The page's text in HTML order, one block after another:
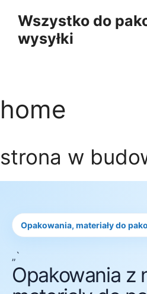
treści
Wszystko do
wysyłki
home
strona w
Opakowania, materiały do
„`
Opakowania z